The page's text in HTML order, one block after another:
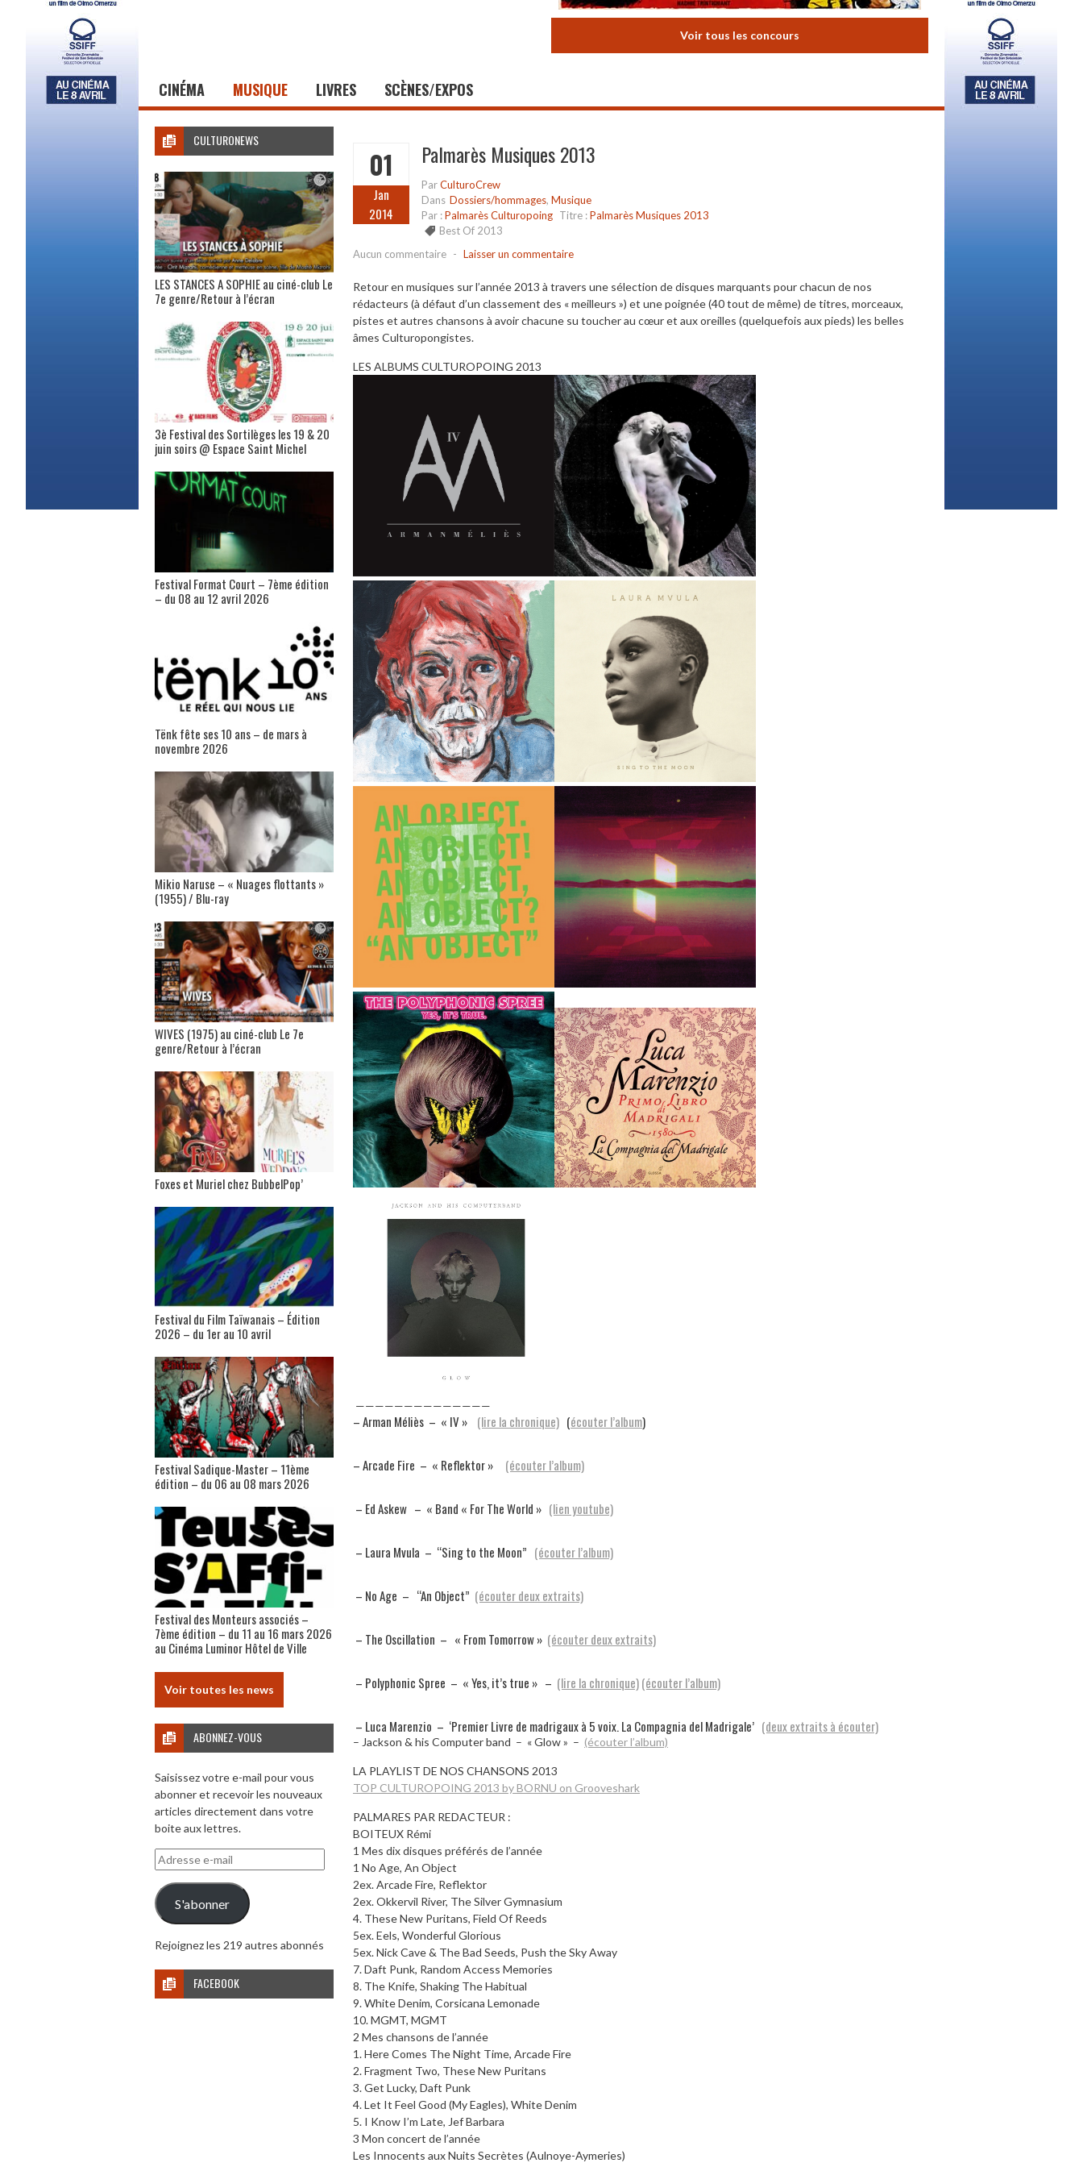
Voir tous les concours
CINÉMA MUSIQUE LIVRES SCÈNES/EXPOS
01
Jan
2014
Palmarès Musiques 2013
ParCulturoCrew
Dans Dossiers/hommages, Musique
Par :Palmarès Culturopoing Titre :Palmarès Musiques 2013
Best Of 2013
Aucun commentaire - Laisser un commentaire
Retour en musiques sur l’année 2013 à travers une sélection de disques marquants pour chacun de nos
rédacteurs (à défaut d’un classement des « meilleurs ») et une poignée (40 tout de même) de titres, morceaux,
pistes et autres chansons à avoir chacune su toucher au cœur et aux oreilles (quelquefois aux pieds) les belles
âmes Culturopongistes.
LES ALBUMS CULTUROPOING 2013
——————————————
– Arman Méliès – « IV » (lire la chronique) (écouter l’album)
– Arcade Fire – « Reflektor » (écouter l’album)
– Ed Askew – « Band « For The World » (lien youtube)
– Laura Mvula – “Sing to the Moon” (écouter l’album)
– No Age – “An Object” (écouter deux extraits)
– The Oscillation – « From Tomorrow » (écouter deux extraits)
– Polyphonic Spree – « Yes, it’s true » – (lire la chronique)(écouter l’album)
– Luca Marenzio – ‘Premier Livre de madrigaux à 5 voix. La Compagnia del Madrigale’ (deux extraits à écouter)
– Jackson & his Computer band – « Glow » – (écouter l’album)
LA PLAYLIST DE NOS CHANSONS 2013
TOP CULTUROPOING 2013 by BORNU on Grooveshark
PALMARES PAR REDACTEUR :
BOITEUX Rémi
1 Mes dix disques préférés de l’année
1 No Age, An Object
2ex. Arcade Fire, Reflektor
2ex. Okkervil River, The Silver Gymnasium
4. These New Puritans, Field Of Reeds
5ex. Eels, Wonderful Glorious
5ex. Nick Cave & The Bad Seeds, Push the Sky Away
7. Daft Punk, Random Access Memories
8. The Knife, Shaking The Habitual
9. White Denim, Corsicana Lemonade
10. MGMT, MGMT
2 Mes chansons de l’année
1. Here Comes The Night Time, Arcade Fire
2. Fragment Two, These New Puritans
3. Get Lucky, Daft Punk
4. Let It Feel Good (My Eagles), White Denim
5. I Know I’m Late, Jef Barbara
3 Mon concert de l’année
Les Innocents aux Nuits Secrètes (Aulnoye-Aymeries)
CULTURONEWS
LES STANCES A SOPHIE au ciné-club Le
7e genre/Retour à l’écran
3è Festival des Sortilèges les 19 & 20
juin soirs @ Espace Saint Michel
Festival Format Court – 7ème édition
– du 08 au 12 avril 2026
Tënk fête ses 10 ans – de mars à
novembre 2026
Mikio Naruse – « Nuages flottants »
(1955) / Blu-ray
WIVES (1975) au ciné-club Le 7e
genre/Retour à l’écran
Foxes et Muriel chez BubbelPop’
Festival du Film Taïwanais – Édition
2026 – du 1er au 10 avril
Festival Sadique-Master – 11ème
édition – du 06 au 08 mars 2026
Festival des Monteurs associés –
7ème édition – du 11 au 16 mars 2026
au Cinéma Luminor Hôtel de Ville
Voir toutes les news
ABONNEZ-VOUS
Saisissez votre e-mail pour vous
abonner et recevoir les nouveaux
articles directement dans votre
boite aux lettres.
Adresse
e-
mail
S'abonner
Rejoignez les 219 autres abonnés
FACEBOOK